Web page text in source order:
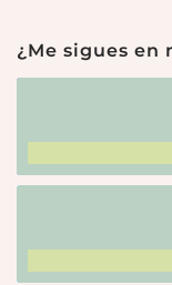
¿Me sigues en